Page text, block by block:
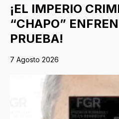
¡EL IMPERIO
“CHAPO”
PRUEBA!
7 Agosto 2026